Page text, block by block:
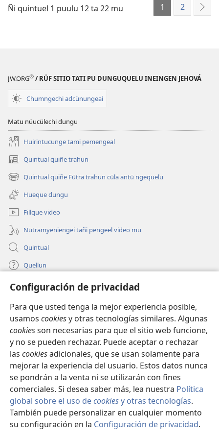
Configuración de privacidad
Para que usted tenga la mejor experiencia posible,
usamos cookiesy otras tecnologías similares. Algunas
cookiesson necesarias para que el sitio web funcione,
y no se pueden rechazar. Puede aceptar o rechazar
las cookiesadicionales, que se usan solamente para
mejorar la experiencia del usuario. Estos datos nunca
se pondrán a la venta ni se utilizarán con fines
comerciales. Si desea saber más, lea nuestra Política
global sobre el uso decookiesy otras tecnologías.
También puede personalizar en cualquier momento
su configuración en la Configuración de privacidad.
Chau Ngünechen
ñi
Ñi quintuel 1 puulu 12 ta 22 mu 1 2
JW.ORG® / RÜF SITIO TATI PU DUNGUQUELU INEINGEN JEHOVÁ
Chumngechi adcünungeai
Matu nüucülechi dungu
Huirintucunge tami pemengeal
Quintual quiñe trahun
(peafiel
quiñe
hue
pestaña
mu)
Quintual quiñe Fütra trahun cüla antü ngequelu
(peafiel
quiñe
hue
pestaña
mu)
Hueque dungu
Fillque video
Nütramyeniengei tañi pengeel video mu
Quintual
Quellun
Tami quelluntucuquem plata mu
quiñe
hue
pestaña
mu)
INTERNET MÜLEYECHI LIFRU Watchtower™
(peafiel
quiñe
hue
pestaña
mu)
JW Hub
(peafiel
quiñe
hue
pestaña
mu)
JW Library ®
Copyright© 2026 Watch Tower Bible and Tract Society of Pennsylvania.
CONDICIONES DE USO| POLÍTICA DE PRIVACIDAD
|
CONFIGURACIÓN DE PRIVACIDAD